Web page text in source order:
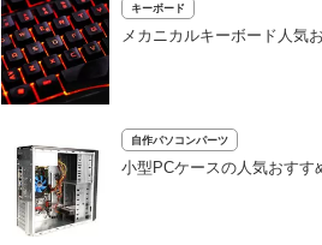
キーボード
メカニカルキーボード人気
自作パソコンパーツ
小型PCケースの人気おすす